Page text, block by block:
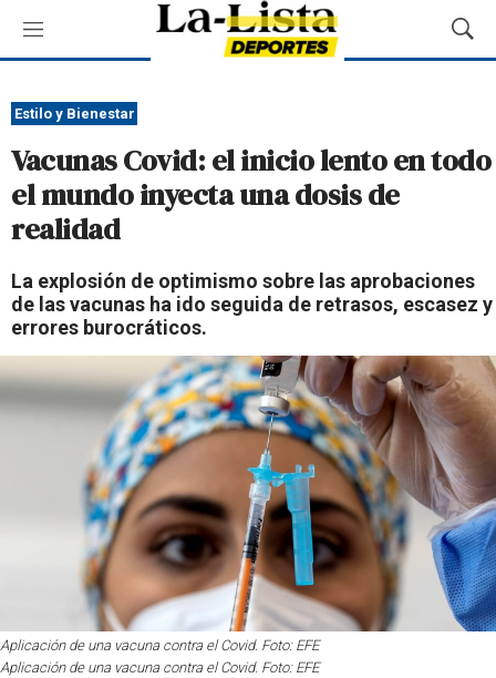
M
e
ú
M
o
a
r
q
u
e
Estilo y Bienestar
Vacunas Covid: el inicio lento en todo
el mundo inyecta una dosis de
realidad
La explosión de optimismo sobre las aprobaciones
de las vacunas ha ido seguida de retrasos, escasez y
errores burocráticos.
Aplicación de una vacuna contra el Covid. Foto: EFE
Aplicación de una vacuna contra el Covid. Foto: EFE